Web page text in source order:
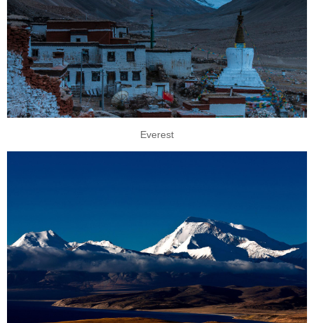
Everest